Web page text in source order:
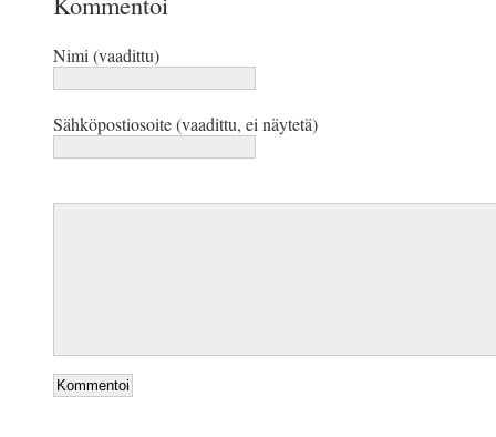
Nimi (vaadittu)
Sähköpostiosoite (vaadittu, ei näytetä)